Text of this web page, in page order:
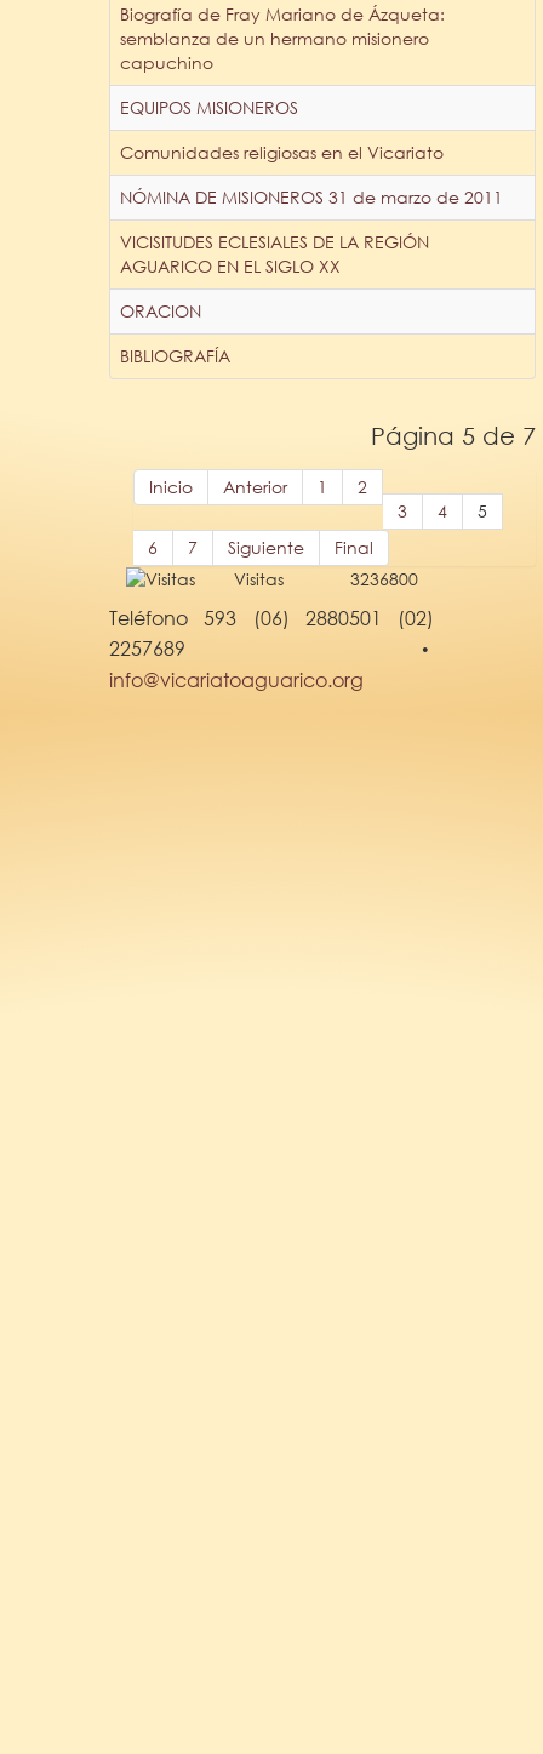
Biografía de Fray Mariano de Ázqueta:
semblanza de un hermano misionero
capuchino
EQUIPOS MISIONEROS
Comunidades religiosas en el Vicariato
NÓMINA DE MISIONEROS 31 de marzo de 2011
VICISITUDES ECLESIALES DE LA REGIÓN
AGUARICO EN EL SIGLO XX
ORACION
BIBLIOGRAFÍA
Página 5 de 7
Inicio Anterior 1
2
3
4
5
6
7 Siguiente
Final
Visitas
3236800
Teléfono 593 (06) 2880501 (02)
2257689 •
info@vicariatoaguarico.org